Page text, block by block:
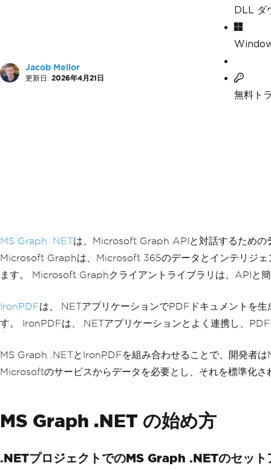
Jacob Mellor
更新日: 2026年4月21日
DLL ダ
無料ト
MS Graph .NETは、Microsoft Graph APIと対話するための
Microsoft Graphは、Microsoft 365のデータとインテリジェ
ます。 Microsoft Graphクライアントライブラリは、APIと
IronPDFは、.NETアプリケーションでPDFドキュメントを
す。 IronPDFは、.NETアプリケーションとよく連携し、
MS Graph .NETとIronPDFを組み合わせることで、開発者
Microsoftのサービスからデータを必要とし、それを標準化
MS Graph .NET の始め方
.NETプロジェクトでのMS Graph .NETのセット